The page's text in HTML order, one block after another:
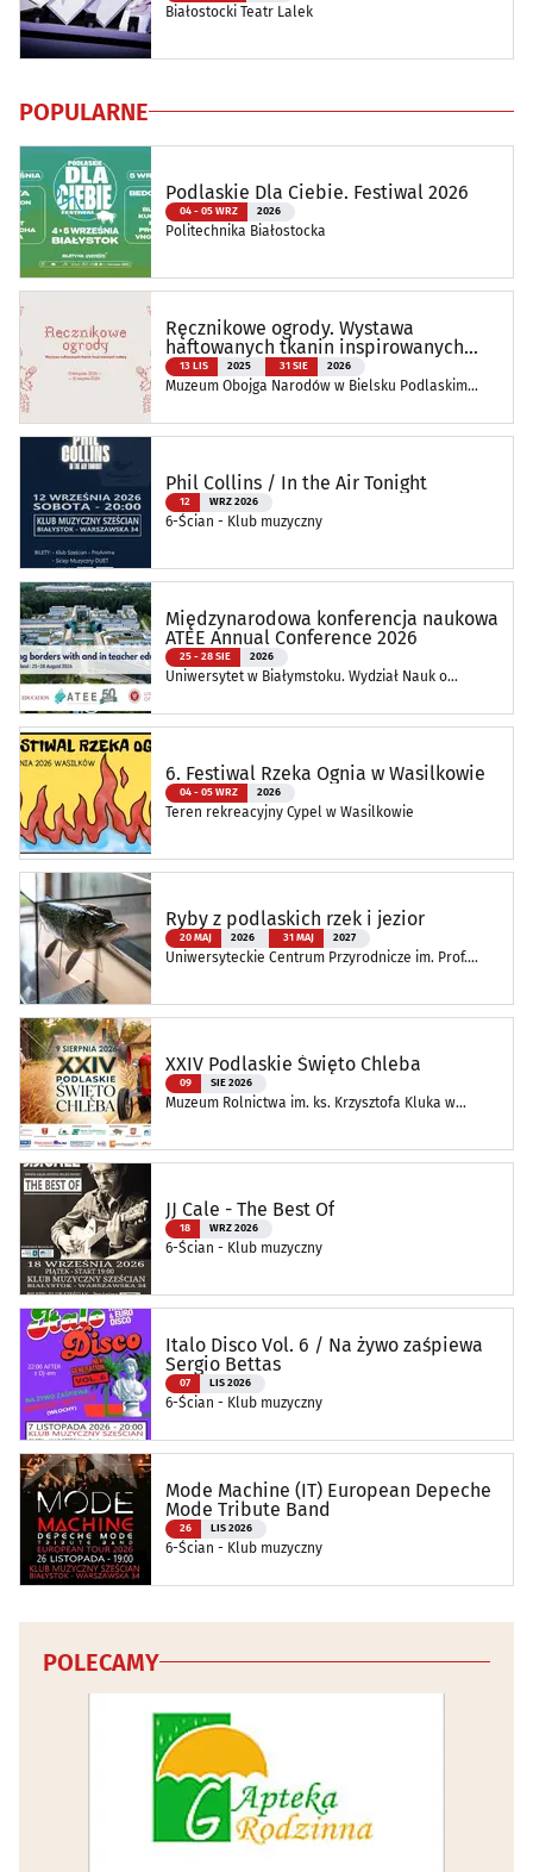
Białostocki Teatr Lalek
POPULARNE
Podlaskie Dla Ciebie. Festiwal 2026
04 - 05 WRZ 2026
Politechnika Białostocka
Ręcznikowe ogrody. Wystawa
haftowanych tkanin inspirowanych
naturą
13 LIS 2025 31 SIE 2026
Muzeum Obojga Narodów w Bielsku Podlaskim
Phil Collins / In the Air Tonight
12 WRZ 2026
6-Ścian - Klub muzyczny
Międzynarodowa konferencja naukowa
ATEE Annual Conference 2026
25 - 28 SIE 2026
Uniwersytet w Białymstoku. Wydział Nauk o
6. Festiwal Rzeka Ognia w Wasilkowie
04 - 05 WRZ 2026
Teren rekreacyjny Cypel w Wasilkowie
Ryby z podlaskich rzek i jezior
20 MAJ 2026 31 MAJ 2027
Uniwersyteckie Centrum Przyrodnicze im. Prof.
XXIV Podlaskie Święto Chleba
09 SIE 2026
Muzeum Rolnictwa im. ks. Krzysztofa Kluka w
JJ Cale - The Best Of
18 WRZ 2026
6-Ścian - Klub muzyczny
Italo Disco Vol. 6 / Na żywo zaśpiewa
Sergio Bettas
07 LIS 2026
6-Ścian - Klub muzyczny
Mode Machine (IT) European Depeche
Mode Tribute Band
26 LIS 2026
6-Ścian - Klub muzyczny
POLECAMY